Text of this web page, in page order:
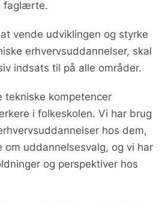
faglærte.
vende udviklingen og styrke
erhvervsuddannelser, skal
indsats til på alle områder.
tekniske kompetencer
i folkeskolen. Vi har brug
hos dem,
om uddannelsesvalg, og vi har
og perspektiver hos